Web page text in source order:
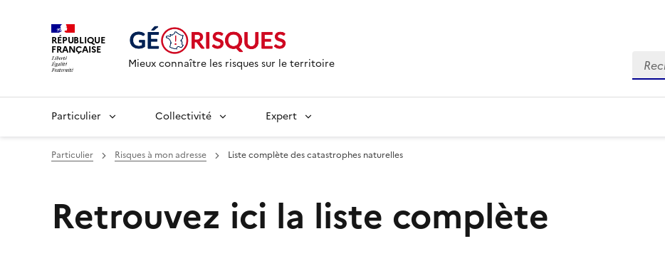
RÉPUBLIQUE
FRANÇAISE
Mieux connaître les risques sur le territoire
Particulier Collectivité Expert
Particulier Risques à mon adresse Liste complète des catastrophes naturelles
Retrouvez ici la liste complète